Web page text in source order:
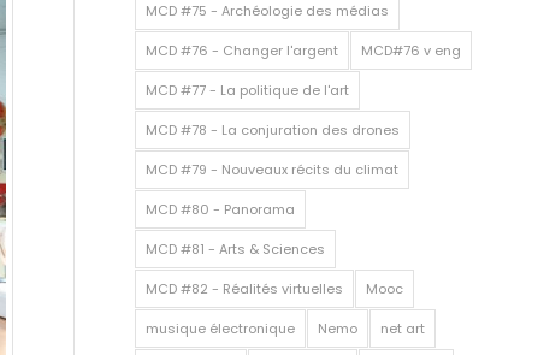
MCD #75 - Archéologie des médias
MCD #76 - Changer l'argent MCD#76 v eng
MCD #77 - La politique de l'art
MCD #78 - La conjuration des drones
MCD #79 - Nouveaux récits du climat
MCD #80 - Panorama
MCD #81 - Arts & Sciences
MCD #82 - Réalités virtuelles Mooc
musique électronique Nemo net art